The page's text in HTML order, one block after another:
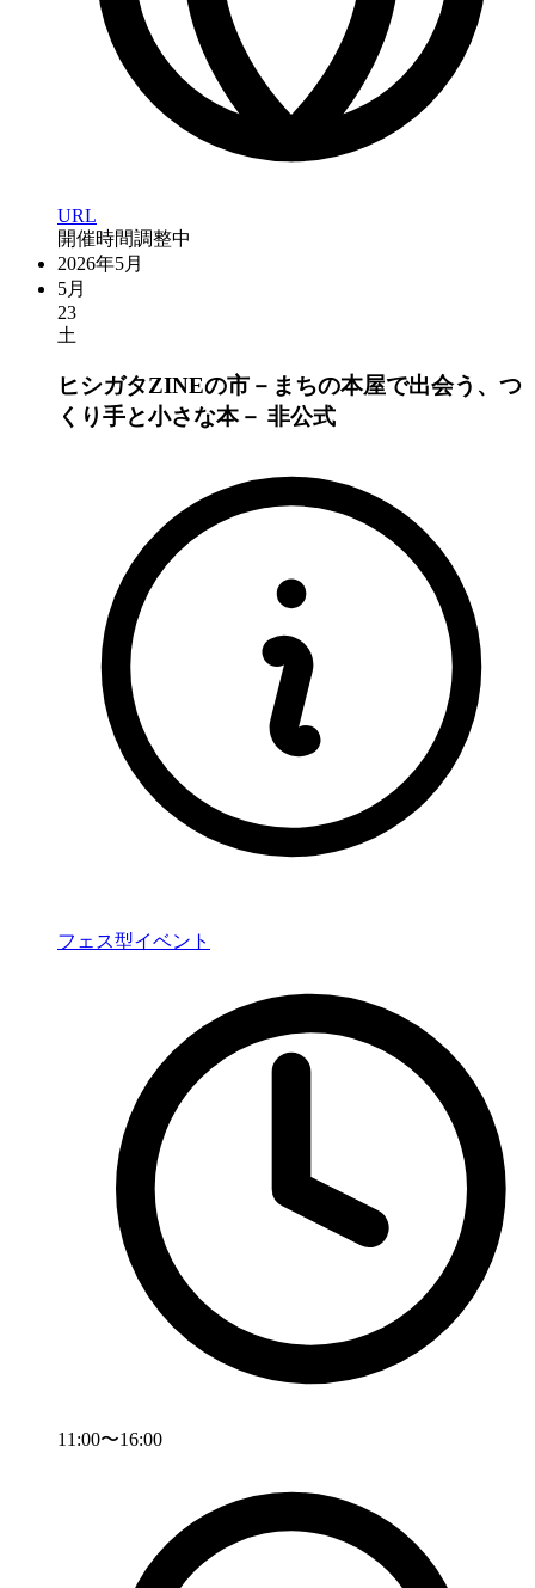
URL
開催時間調整中
2026年5月
5月
23
土
ヒシガタZINEの市－まちの本屋で出会う、つ
くり手と小さな本－ 非公式
フェス型イベント
11:00〜16:00